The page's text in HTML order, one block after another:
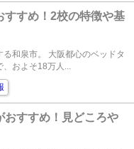
すすめ！2校の特徴や基
和泉市。 大阪都心のベッドタ
およそ18万人...
おすすめ！見どころや